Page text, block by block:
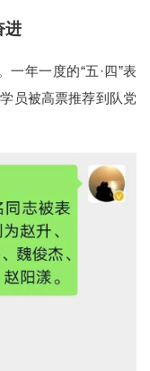
进
年一度的“五·四”表
员被高票推荐到队党